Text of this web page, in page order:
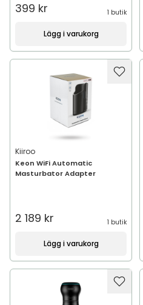
399 kr 1 butik
Lägg i varukorg
Kiiroo
Keon WiFi Automatic
Masturbator Adapter
2 189 kr 1 butik
Lägg i varukorg